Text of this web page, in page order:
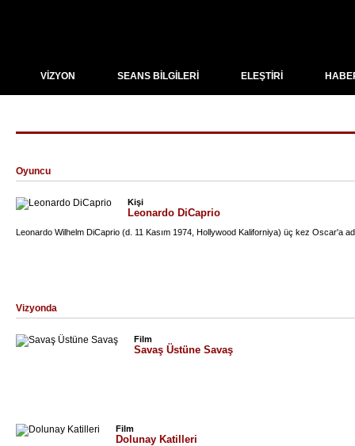
VİZYON SEANS BİLGİLERİ ELEŞTİRİ
Oyuncu
Kişi
Leonardo DiCaprio
Leonardo Wilhelm DiCaprio (d. 11 Kasım 1974, Hollywood Kaliforniya) üç kez Oscar'a
Vizyonda
Film
Savaş Üstüne Savaş
Film
Dolunay Katilleri